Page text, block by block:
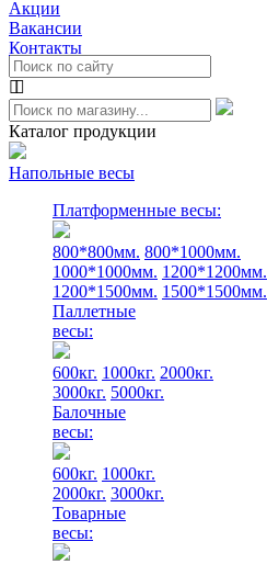
Акции
Вакансии
Контакты
Каталог продукции
Напольные весы
Платформенные весы:
800*800мм. 800*1000мм.
1000*1000мм. 1200*1200мм.
1200*1500мм. 1500*1500мм.
Паллетные
весы:
600кг. 1000кг. 2000кг.
3000кг. 5000кг.
Балочные
весы:
600кг. 1000кг.
2000кг. 3000кг.
Товарные
весы: